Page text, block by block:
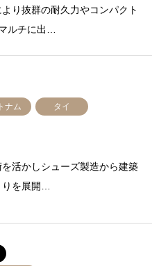
り抜群の耐久力やコンパクト
ルチに出…
ナム タイ
活かしシューズ製造から建築
を展開…